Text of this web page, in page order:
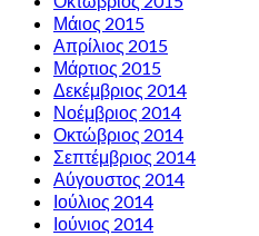
Μάιος 2015
Απρίλιος 2015
Μάρτιος 2015
Δεκέμβριος 2014
Νοέμβριος 2014
Οκτώβριος 2014
Σεπτέμβριος 2014
Αύγουστος 2014
Ιούλιος 2014
Ιούνιος 2014